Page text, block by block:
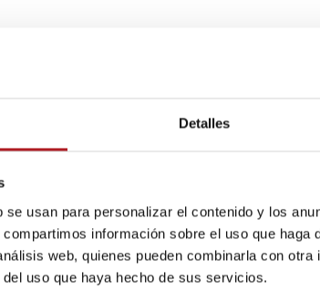
Detalles
usan para personalizar el contenido y los
información sobre el uso que haga
web, quienes pueden combinarla con
uso que haya hecho de sus servicios.
misma afirma que “el deporte es
como una visión distorsionada del
afirma en varias entrevistas recogidas
en dosis